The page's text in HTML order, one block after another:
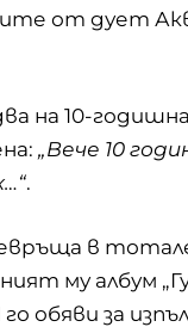
от дует
на 10-
„Вече 10
.
в
му албум
обяви за